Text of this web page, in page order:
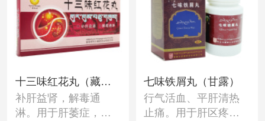
属肝胆湿热者。
十三味红花丸（藏王
天宝）
补肝益肾，解毒通
淋。用于肝萎症，外
七味铁屑丸（甘露）
行气活血、平肝清热
止痛。用于肝区疼